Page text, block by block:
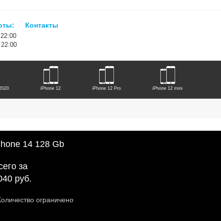
Контакты
iPhone 12 iPhone 12 Pro iPhone 12 mini
14 128 Gb
за
руб.
ограничено